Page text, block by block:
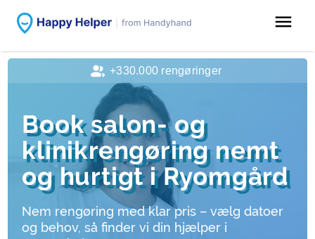
menu
Book salon- og
klinikrengøring nemt
og hurtigt i Ryomgård
Nem rengøring med klar pris – vælg datoer
og behov, så finder vi din hjælper i
+330.000 rengøringer